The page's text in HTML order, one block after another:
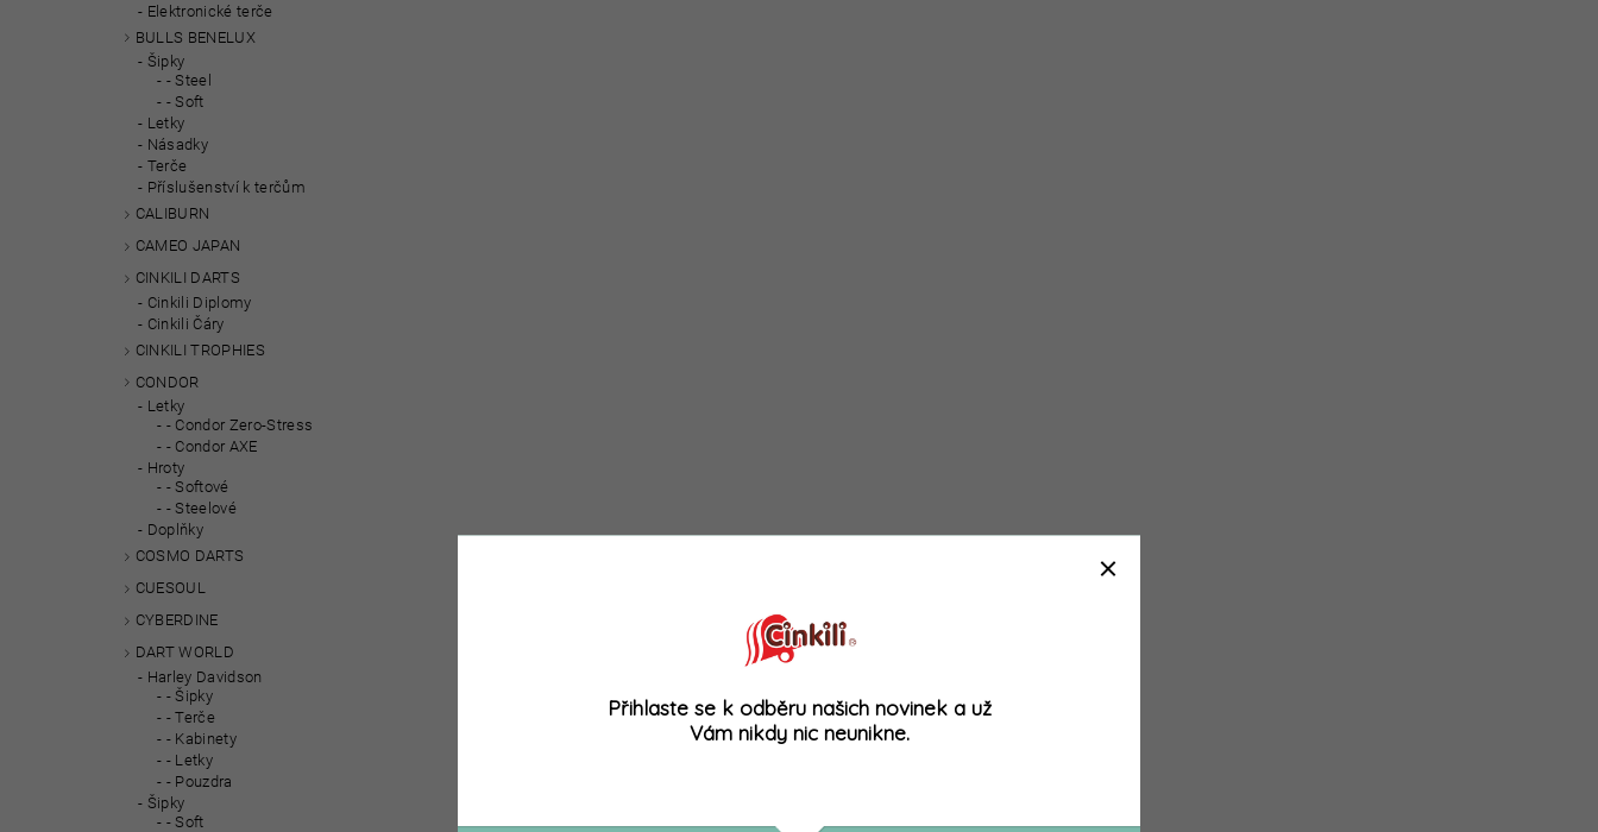
Elektronické terče
BULLS BENELUX
Šipky
- Steel
- Soft
Letky
Násadky
Terče
Příslušenství k terčům
CALIBURN
CAMEO JAPAN
CINKILI DARTS
Cinkili Diplomy
Cinkili Čáry
CINKILI TROPHIES
CONDOR
Letky
- Condor Zero-Stress
- Condor AXE
Hroty
- Softové
- Steelové
Doplňky
COSMO DARTS
CUESOUL
CYBERDINE
DART WORLD
Harley Davidson
- Šipky
- Terče
- Kabinety
- Letky
- Pouzdra
Šipky
- Soft
Přihlaste se k odběru našich novinek a už
Vám nikdy nic neunikne.